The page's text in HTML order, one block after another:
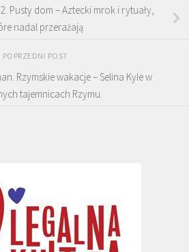
Pusty dom – Aztecki mrok i rytuały,
nadal przerażają
POPRZEDNI POST
Rzymskie wakacje – Selina Kyle w
tajemnicach Rzymu.